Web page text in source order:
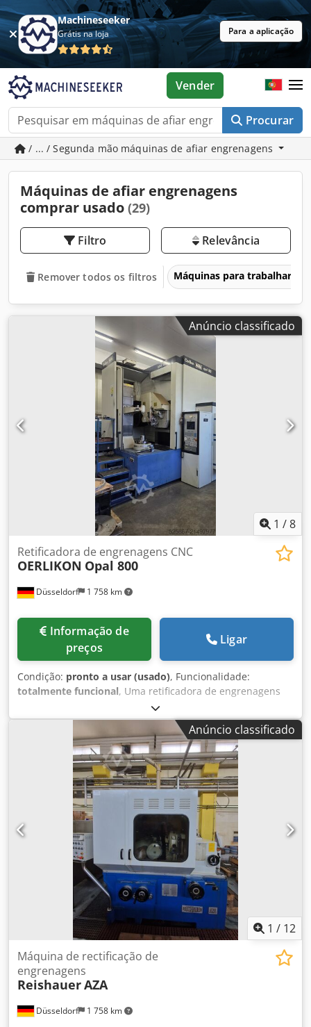
Machineseeker
Grátis na loja Para a aplicação
Procurar
Vender
/ ... / Segunda mão máquinas de afiar engrenagens
Máquinas de afiar engrenagens
comprar usado (29)
Filtro Relevância
Remover todos os filtros Máquinas para trabalhar
Anúncio classificado
1 /8
Düsseldorf 1 758 km
Retificadora de engrenagens CNC
OERLIKON Opal 800
preços
Ligar
Condição: pronto a usar (usado), Funcionalidade:
totalmente funcional, Uma retificadora de engrenagens
CNC usada OERLIKON Opal 800 Diâmetro máximo do
círculo da cabeça: 1000 mm Crsdpfsyucd Hjx Akcsf
Diâmetro mínimo do círculo de base: 40 mm Módulo
mínimo: 1 Módulo máximo: 16 Número de dentes: 999
Largura máxima da engrenagem: 630 mm Rebolo Opal e
disco de diamante Possível apenas retificação de perfil
único, veja foto.
Anúncio classificado
1 / 12
Düsseldorf 1 758 km
Máquina de rectificação de
engrenagens
ReishauerAZA